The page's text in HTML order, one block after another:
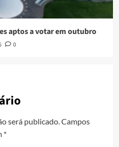
aptos a votar em outubro
0
será publicado.Campos
*